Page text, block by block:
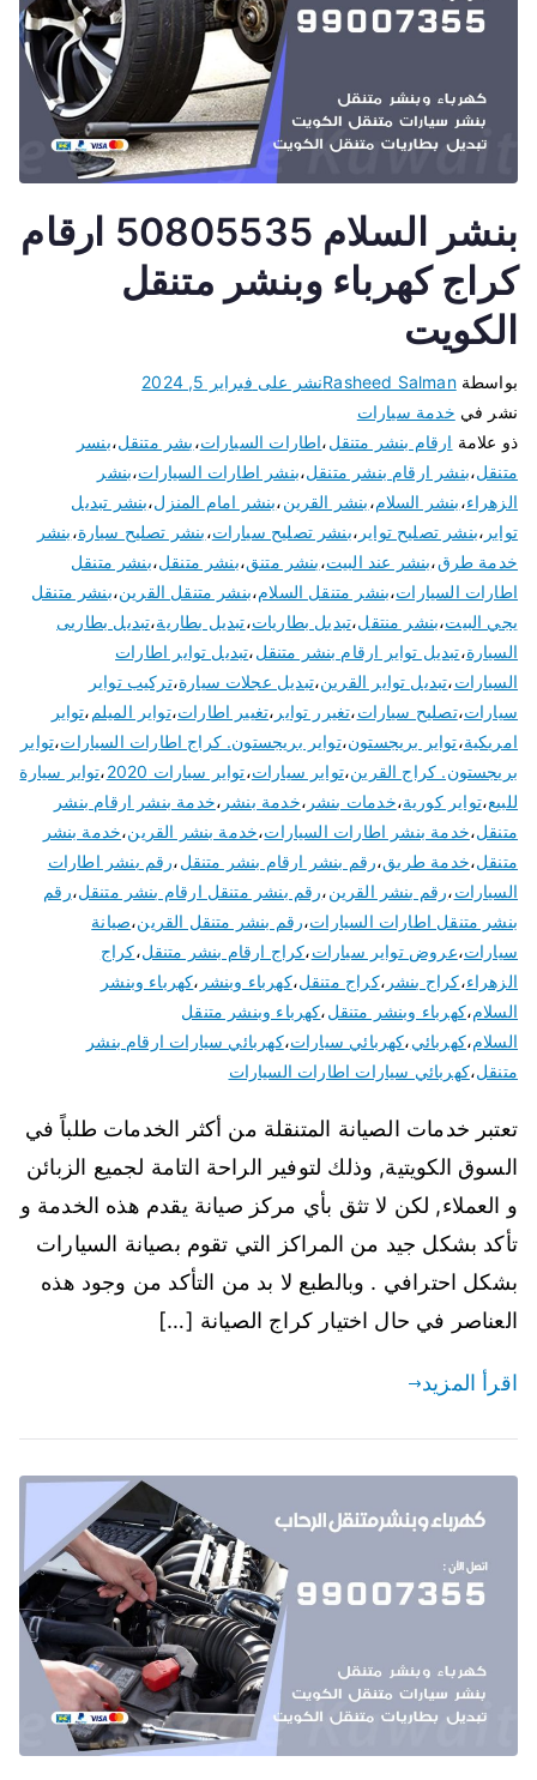
بنشر السلام 50805535 ارقام
كراج كهرباء وبنشر متنقل
الكويت
بواسطةRasheed Salmanنشر على فبراير 5, 2024
نشر في خدمة سيارات
ذو علامة ارقام بنشر متنقل،اطارات السيارات،بشر متنقل،بنسر
متنقل،بنشر ارقام بنشر متنقل،بنشر اطارات السيارات،بنشر
الزهراء،بنشر السلام،بنشر القرين،بنشر امام المنزل،بنشر تبديل
تواير ،بنشر تصليح تواير ،بنشر تصليح سيارات،بنشر تصليح سيارة،بنشر
خدمة طرق،بنشر عند البيت،بنشر متنق،بنشر متنقل،بنشر متنقل
اطارات السيارات،بنشر متنقل السلام،بنشر متنقل القرين،بنشر متنقل
يجي البيت،بنشر منتقل،تبديل بطاريات،تبديل بطارية،تبديل بطاريى
السيارة،تبديل تواير ارقام بنشر متنقل،تبديل تواير اطارات
السيارات،تبديل تواير القرين،تبديل عجلات سيارة،تركيب تواير
سيارات،تصليح سيارات،تغيرر تواير ،تغيير اطارات،تواير الميلم،تواير
امريكية،تواير بريجستون،تواير بريجستون. كراج اطارات السيارات،تواير
بريجستون. كراج القرين،تواير سيارات،تواير سيارات 2020 ،تواير سيارة
للبيع،تواير كورية،خدمات بنشر ،خدمة بنشر ،خدمة بنشر ارقام بنشر
متنقل،خدمة بنشر اطارات السيارات،خدمة بنشر القرين،خدمة بنشر
متنقل،خدمة طريق،رقم بنشر ارقام بنشر متنقل،رقم بنشر اطارات
السيارات،رقم بنشر القرين،رقم بنشر متنقل ارقام بنشر متنقل،رقم
بنشر متنقل اطارات السيارات،رقم بنشر متنقل القرين،صيانة
سيارات،عروض تواير سيارات،كراج ارقام بنشر متنقل،كراج
الزهراء،كراج بنشر ،كراج متنقل،كهرباء وبنشر ،كهرباء وبنشر
السلام،كهرباء وبنشر متنقل،كهرباء وبنشر متنقل
السلام،كهربائي،كهربائي سيارات،كهربائي سيارات ارقام بنشر
متنقل،كهربائي سيارات اطارات السيارات
تعتبر خدمات الصيانة المتنقلة من أكثر الخدمات طلباً في
السوق الكويتية, وذلك لتوفير الراحة التامة لجميع الزبائن
و العملاء, لكن لا تثق بأي مركز صيانة يقدم هذه الخدمة و
تأكد بشكل جيد من المراكز التي تقوم بصيانة السيارات
بشكل احترافي . وبالطبع لا بد من التأكد من وجود هذه
العناصر في حال اختيار كراج الصيانة […]
اقرأ المزيد